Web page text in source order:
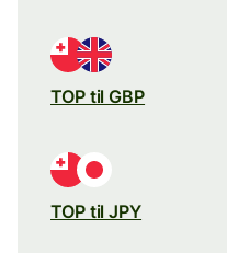
TOP til GBP
TOP til JPY